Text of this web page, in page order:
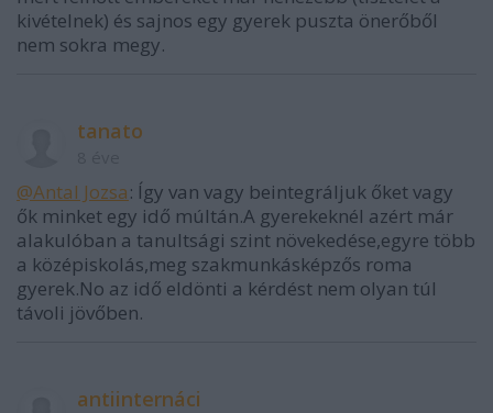
kivételnek) és sajnos egy gyerek puszta önerőből
nem sokra megy.
tanato
@Antal Jozsa: Így van vagy beintegráljuk őket vagy
ők minket egy idő múltán.A gyerekeknél azért már
alakulóban a tanultsági szint növekedése,egyre több
a középiskolás,meg szakmunkásképzős roma
gyerek.No az idő eldönti a kérdést nem olyan túl
távoli jövőben.
antiinternáci